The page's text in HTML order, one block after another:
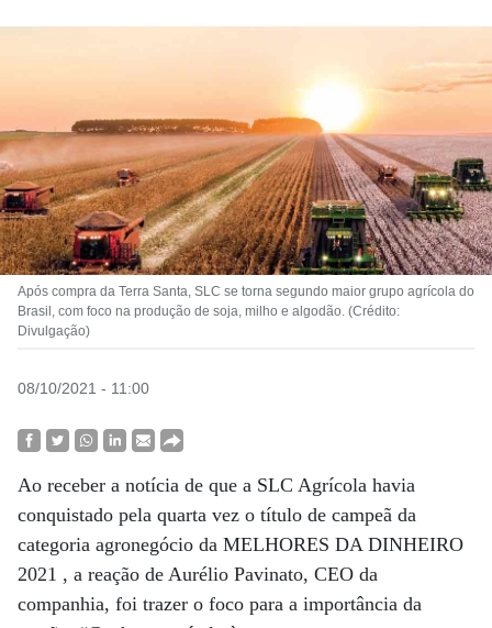
Após compra da Terra Santa, SLC se torna segundo maior grupo agrícola do
Brasil, com foco na produção de soja, milho e algodão. (Crédito:
Divulgação)
08/10/2021 - 11:00
Ao receber a notícia de que a SLC Agrícola havia
conquistado pela quarta vez o título de campeã da
categoria agronegócio da MELHORES DA DINHEIRO
2021 , a reação de Aurélio Pavinato, CEO da
companhia, foi trazer o foco para a importância da